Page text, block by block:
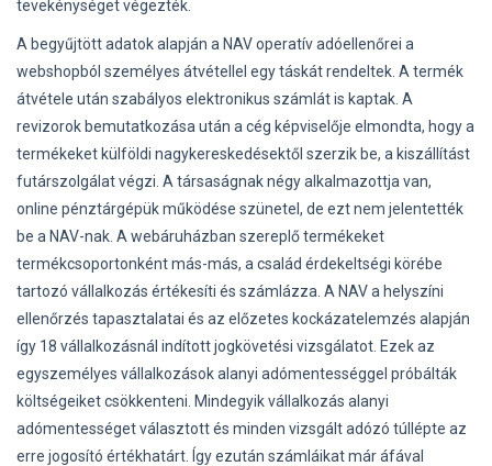
tevekénységet végezték.
A begyűjtött adatok alapján a NAV operatív adóellenőrei a
webshopból személyes átvétellel egy táskát rendeltek. A termék
átvétele után szabályos elektronikus számlát is kaptak. A
revizorok bemutatkozása után a cég képviselője elmondta, hogy a
termékeket külföldi nagykereskedésektől szerzik be, a kiszállítást
futárszolgálat végzi. A társaságnak négy alkalmazottja van,
online pénztárgépük működése szünetel, de ezt nem jelentették
be a NAV-nak. A webáruházban szereplő termékeket
termékcsoportonként más-más, a család érdekeltségi körébe
tartozó vállalkozás értékesíti és számlázza. A NAV a helyszíni
ellenőrzés tapasztalatai és az előzetes kockázatelemzés alapján
így 18 vállalkozásnál indított jogkövetési vizsgálatot. Ezek az
egyszemélyes vállalkozások alanyi adómentességgel próbálták
költségeiket csökkenteni. Mindegyik vállalkozás alanyi
adómentességet választott és minden vizsgált adózó túllépte az
erre jogosító értékhatárt. Így ezután számláikat már áfával